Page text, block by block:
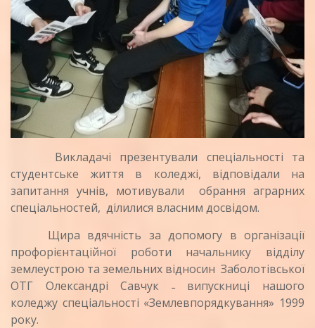
Викладачі презентували спеціальності та
студентське життя в коледжі, відповідали на
запитання учнів, мотивували обрання аграрних
спеціальностей, ділилися власним досвідом.
Щира вдячність за допомогу в організації
профорієнтаційної роботи начальнику відділу
землеустрою та земельних відносин Заболотівської
ОТГ Олександрі Савчук ˗ випускниці нашого
коледжу спеціальності «Землевпорядкування» 1999
року.